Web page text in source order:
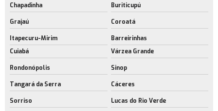
Chapadinha Buriticupú
Grajaú Coroatá
Itapecuru-Mirim
Barreirinhas
Cuiabá
Várzea Grande
Rondonópolis Sinop
Tangará da Serra Cáceres
Sorriso Lucas do Rio Verde